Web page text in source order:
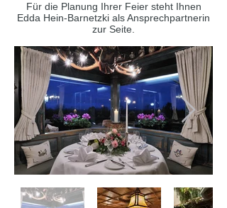
​Für die Planung Ihrer Feier steht Ihnen
Edda Hein-Barnetzki als Ansprechpartnerin
zur Seite.